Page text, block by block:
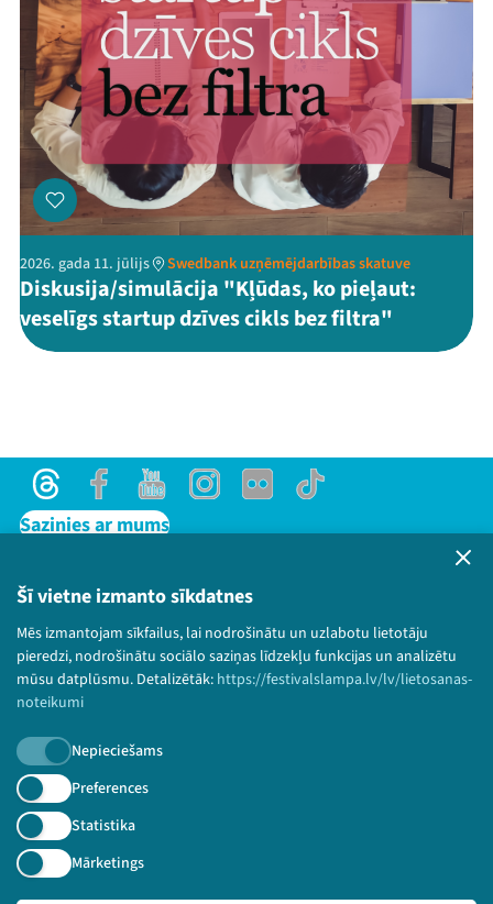
Šī vietne izmanto sīkdatnes
Mēs izmantojam sīkfailus, lai nodrošinātu un uzlabotu lietotāju
pieredzi, nodrošinātu sociālo saziņas līdzekļu funkcijas un analizētu
mūsu datplūsmu. Detalizētāk: https://festivalslampa.lv/lv/lietosanas-
noteikumi
Nepieciešams
Preferences
Statistika
Mārketings
2026. gada 11. jūlijs Swedbank uzņēmējdarbības skatuve
Diskusija/simulācija "Kļūdas, ko pieļaut:
veselīgs startup dzīves cikls bez filtra"
ThreadsFacebookYoutubeInstagram
Flick TikTok
Sazinies ar mums
Lietošanas noteikumi un sīkdatņu politika
Bērnu aizsardzības politika
© 2026 Sarunu festivāls LAMPA Visas tiesības
paturētas.
Piesakies jaunumiem!
Nepalaid garām aktuālāko informāciju!